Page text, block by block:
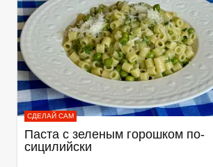
СДЕЛАЙ САМ
Паста с зеленым горошком по-
сицилийски